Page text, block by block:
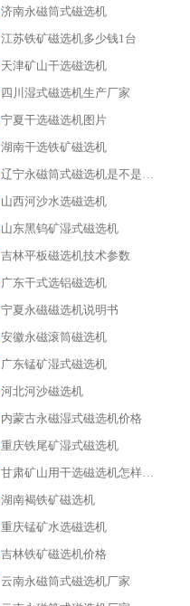
济南永磁筒式磁选机
江苏铁矿磁选机多少钱1台
天津矿山干选磁选机
四川湿式磁选机生产厂家
宁夏干选磁选机图片
湖南干选铁矿磁选机
辽宁永磁筒式磁选机是不是强磁
山西河沙水选磁选机
山东黑钨矿湿式磁选机
吉林平板磁选机技术参数
广东干式选铝磁选机
宁夏永磁磁选机说明书
安徽永磁滚筒磁选机
广东锰矿湿式磁选机
河北河沙磁选机
内蒙古永磁湿式磁选机价格
重庆铁尾矿湿式磁选机
甘肃矿山用干选磁选机怎样调磁
湖南褐铁矿磁选机
重庆锰矿水选磁选机
吉林铁矿磁选机价格
云南永磁筒式磁选机厂家